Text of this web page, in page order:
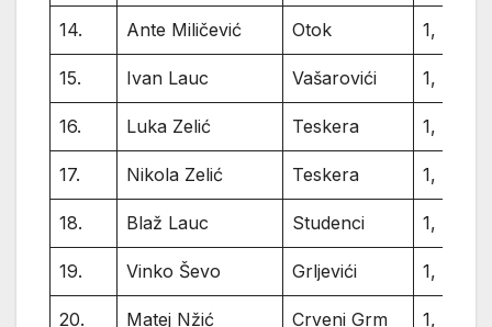
14. Ante Miličević Otok 1,
15. Ivan Lauc Vašarovići 1,
16. Luka Zelić Teskera 1,
17. Nikola Zelić Teskera 1,
18. Blaž Lauc Studenci 1,
19. Vinko Ševo Grljevići 1,
20. Matej Nžić Crveni Grm 1,